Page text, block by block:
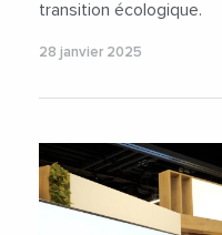
transition écologique.
28 janvier 2025